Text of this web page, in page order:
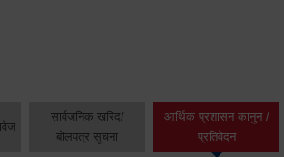
सार्वजनिक खरिद/
बोलपत्र सूचना
आर्थिक प्रशासन कानुन /
प्रतिवेदन